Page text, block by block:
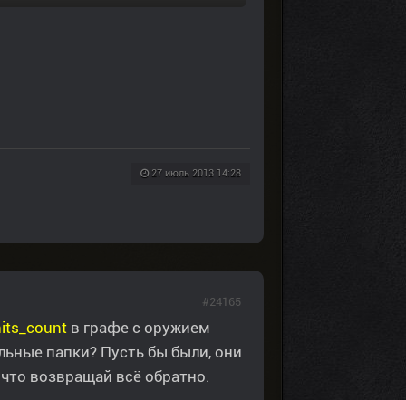
27 июль 2013 14:28
в графе с оружием
папки? Пусть бы были, они
возвращай всё обратно.
#24165